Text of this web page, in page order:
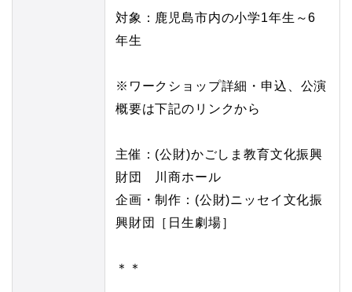
対象：鹿児島市内の小学1年生～6
年生
※ワークショップ詳細・申込、公演
概要は下記のリンクから
主催：(公財)かごしま教育文化振興
財団 川商ホール
企画・制作：(公財)ニッセイ文化振
興財団［日生劇場］
＊＊